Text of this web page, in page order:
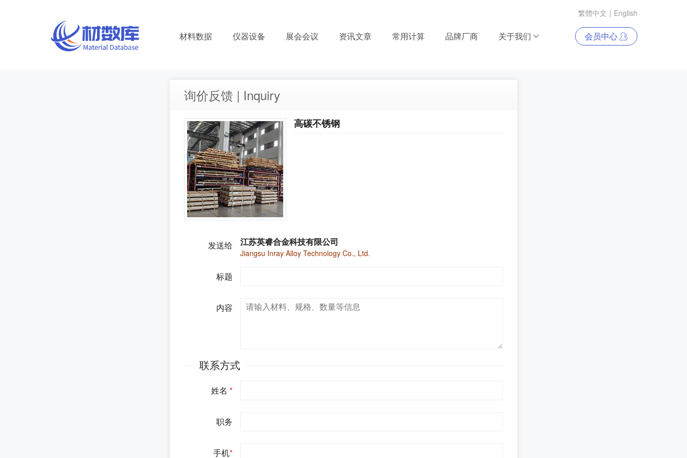
繁體中文 | English
材料数据 仪器设备 展会会议 资讯文章 常用计算 品牌厂商 关于我们 会员中心
询价反馈 | Inquiry
高碳不锈钢
发送给 江苏英睿合金科技有限公司
Jiangsu Inray Alloy Technology Co., Ltd.
标题
内容
联系方式
姓名 *
职务
手机*